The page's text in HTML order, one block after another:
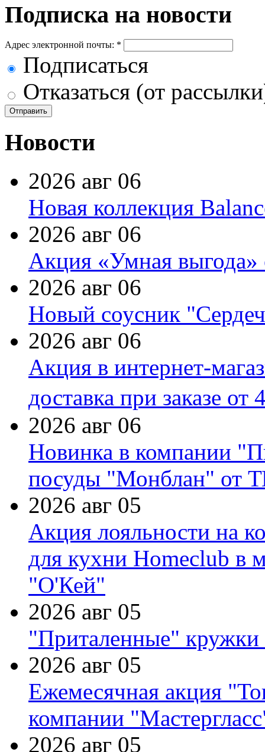
Подписка на новости
Адрес электронной почты: *
Подписаться
Отказаться (от
Новости
2026 авг 06
Новая коллекция
2026 авг 06
Акция «Умная выгода»
2026 авг 06
Новый соусник
2026 авг 06
Акция в интернет-
доставка при заказе от
2026 авг 06
Новинка в компании
посуды "Монблан" от
2026 авг 05
Акция лояльности на
для кухни Homeclub в
"О'Кей"
2026 авг 05
"Приталенные" кружки
2026 авг 05
Ежемесячная акция
компании
2026 авг 05